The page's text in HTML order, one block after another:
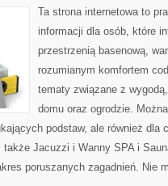
Ta strona internetowa to
informacji dla osób, które
przestrzenią basenową,
rozumianym komfortem
tematy związane z
domu oraz ogrodzie.
podstaw, ale również dla
Jacuzzi i Wanny SPA i
poruszanych zagadnień. Nie